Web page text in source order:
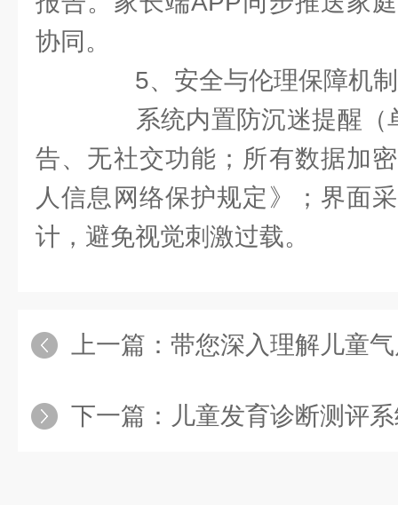
协同。
5、安全与伦理保障机制
系统内置防沉迷提醒（
告、无社交功能；所有数据加
人信息网络保护规定》；界面
计，避免视觉刺激过载。
上一篇： 带您深入理解儿童气质测
下一篇： 儿童发育诊断测评系统